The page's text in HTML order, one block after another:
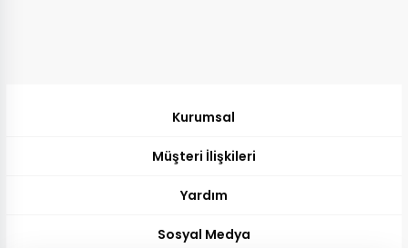
Kurumsal
Müşteri İlişkileri
Yardım
Sosyal Medya